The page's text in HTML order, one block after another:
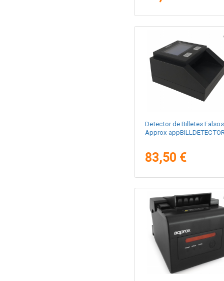
Detector de Billetes Falsos
Approx
83,50 €